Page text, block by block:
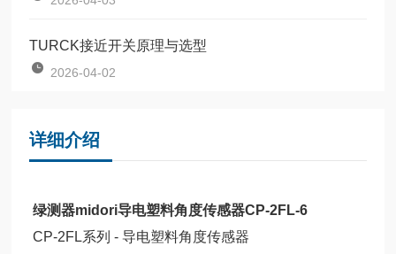
TURCK接近开关原理与选型
2026-04-02
详细介绍
绿测器midori导电塑料角度传感器CP-2FL-6
CP-2FL系列 - 导电塑料角度传感器